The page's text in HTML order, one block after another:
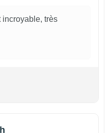
incroyable, très